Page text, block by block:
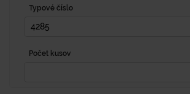
Typové číslo
Počet kusov